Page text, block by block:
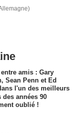
amis : Gary
Sean Penn et Ed
l'un des meilleurs
années 90
oublié !